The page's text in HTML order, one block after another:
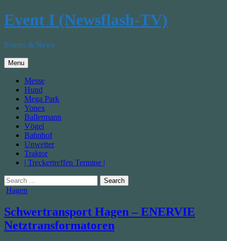
Event I (Newsflash-TV)
Events & News
Menu
Messe
Hund
Mega Park
Yonex
Ballermann
Vögel
Bahnhof
Unwetter
Traktor
| Treckertreffen Termine |
Search
for:
Posted
Hagen
Schwertransport Hagen – ENERVIE
Netztransformatoren